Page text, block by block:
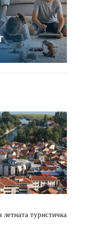
туристичка